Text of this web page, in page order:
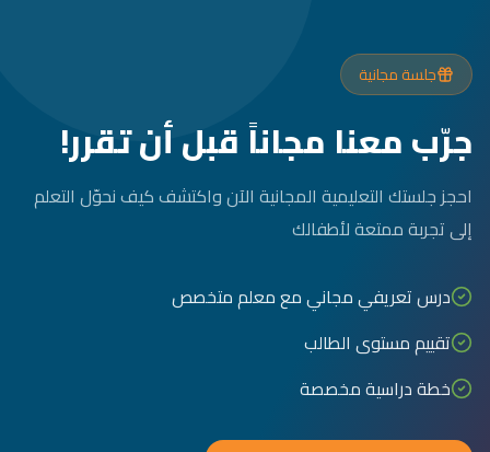
جلسة مجانية
جرّب معنا مجاناً قبل أن تقرر!
احجز جلستك التعليمية المجانية الآن واكتشف كيف نحوّل التعلم
إلى تجربة ممتعة لأطفالك
درس تعريفي مجاني مع معلم متخصص
تقييم مستوى الطالب
خطة دراسية مخصصة